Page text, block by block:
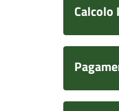
Calcolo